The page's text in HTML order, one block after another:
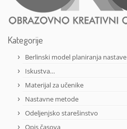
Kategorije
Berlinski model planiranja nastave
Iskustva…
Materijal za učenike
Nastavne metode
Odeljenjsko starešinstvo